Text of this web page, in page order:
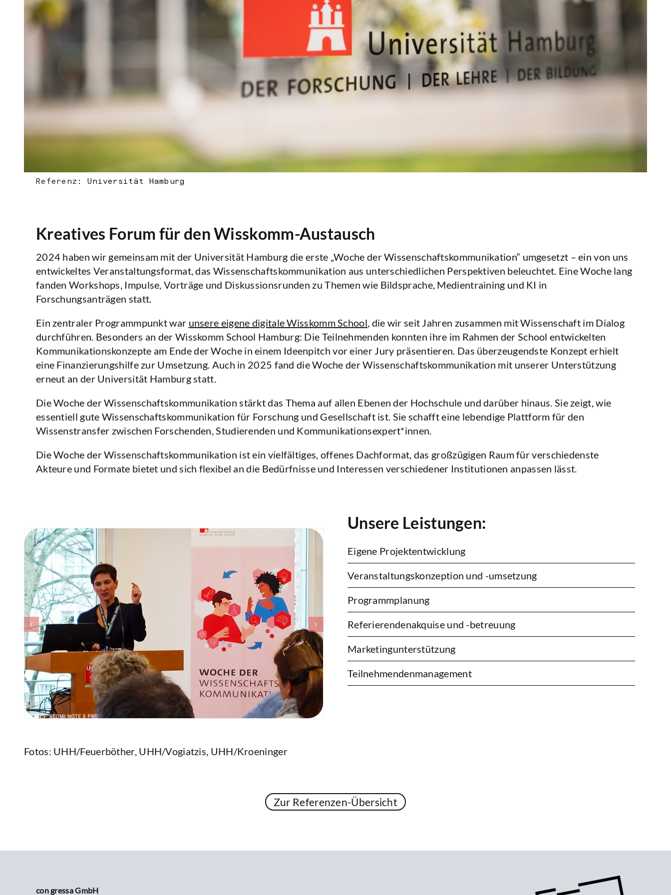
Referenz: Universität Hamburg
Kreatives Forum für den Wisskomm-Austausch
2024 haben wir gemeinsam mit der Universität Hamburg die erste „Woche der Wissenschaftskommunikation“ umgesetzt – ein von uns
entwickeltes Veranstaltungsformat, das Wissenschaftskommunikation aus unterschiedlichen Perspektiven beleuchtet. Eine Woche lang
fanden Workshops, Impulse, Vorträge und Diskussionsrunden zu Themen wie Bildsprache, Medientraining und KI in
Forschungsanträgen statt.
Ein zentraler Programmpunkt war unsere eigene digitale Wisskomm School, die wir seit Jahren zusammen mit Wissenschaft im Dialog
durchführen. Besonders an der Wisskomm School Hamburg: Die Teilnehmenden konnten ihre im Rahmen der School entwickelten
Kommunikationskonzepte am Ende der Woche in einem Ideenpitch vor einer Jury präsentieren. Das überzeugendste Konzept erhielt
eine Finanzierungshilfe zur Umsetzung. Auch in 2025 fand die Woche der Wissenschaftskommunikation mit unserer Unterstützung
erneut an der Universität Hamburg statt.
Die Woche der Wissenschaftskommunikation stärkt das Thema auf allen Ebenen der Hochschule und darüber hinaus. Sie zeigt, wie
essentiell gute Wissenschaftskommunikation für Forschung und Gesellschaft ist. Sie schafft eine lebendige Plattform für den
Wissenstransfer zwischen Forschenden, Studierenden und Kommunikationsexpert*innen.
Die Woche der Wissenschaftskommunikation ist ein vielfältiges, offenes Dachformat, das großzügigen Raum für verschiedenste
Akteure und Formate bietet und sich flexibel an die Bedürfnisse und Interessen verschiedener Institutionen anpassen lässt.
Fotos: UHH/Feuerböther, UHH/Vogiatzis, UHH/Kroeninger
Unsere Leistungen:
Eigene Projektentwicklung
Veranstaltungskonzeption und -umsetzung
Programmplanung
Referierendenakquise und -betreuung
Marketingunterstützung
Teilnehmendenmanagement
Zur Referenzen-Übersicht
con gressa GmbH